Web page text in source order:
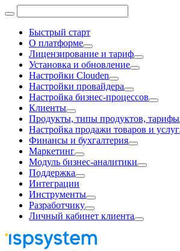
Быстрый старт
О платформе
Лицензирование и тариф
Установка и обновление
Настройки Clouden
Настройки провайдера
Настройка бизнес-процессов
Клиенты
Продукты, типы продуктов, тарифы
Настройка продажи товаров и услуг
Финансы и бухгалтерия
Маркетинг
Модуль бизнес-аналитики
Поддержка
Интеграции
Инструменты
Разработчику
Личный кабинет клиента